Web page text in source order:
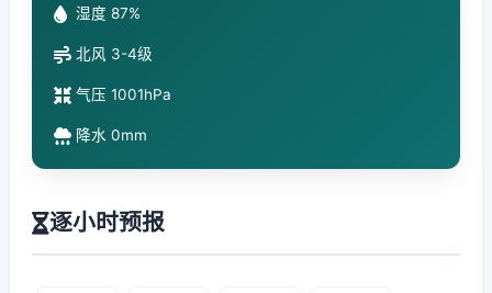
湿度 87%
北风 3-4级
气压 1001hPa
降水 0mm
逐小时预报